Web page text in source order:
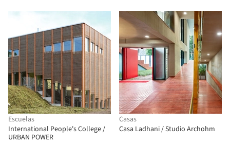
Escuelas
International People's College /
URBAN POWER
Casas
Casa Ladhani / Studio Archohm